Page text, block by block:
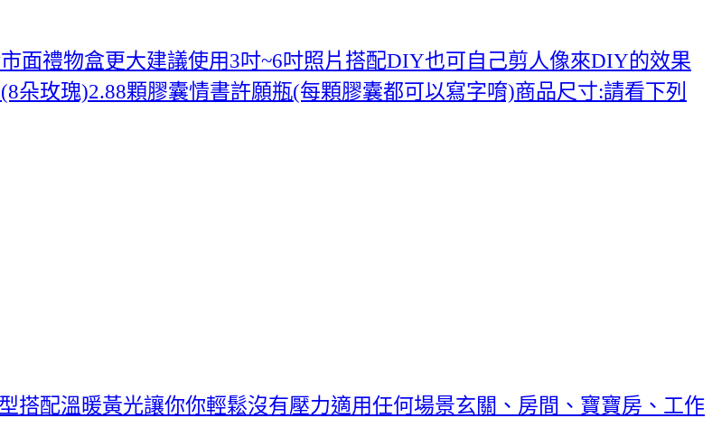
面禮物盒更大建議使用3吋~6吋照片搭配DIY也可自己剪人像來DIY的效果
朵玫瑰)2.88顆膠囊情書許願瓶(每顆膠囊都可以寫字唷)商品尺寸:請看下列
搭配溫暖黃光讓你你輕鬆沒有壓力適用任何場景玄關、房間、寶寶房、工作